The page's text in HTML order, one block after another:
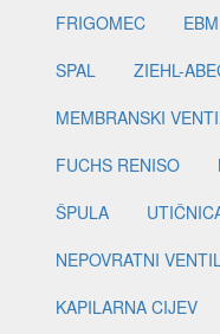
FRIGOMEC EBM
SPAL
ZIEHL-
MEMBRANSKI
FUCHS RENISO
ŠPULA
NEPOVRATNI
KAPILARNA CIJEV